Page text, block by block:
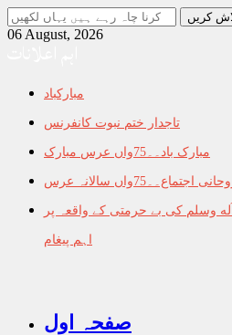
جو
تلاش
یہاں
06 August, 2026
اہم اعلانات
مبارکباد
تاجدار ختم نبوت کانفرنس
مبارک باد۔۔75واں عرس مبارک
سالانہ عرس
وسلم کی بے حرمتی کے واقعہ پر
اہم پیغام
صفحہ اول